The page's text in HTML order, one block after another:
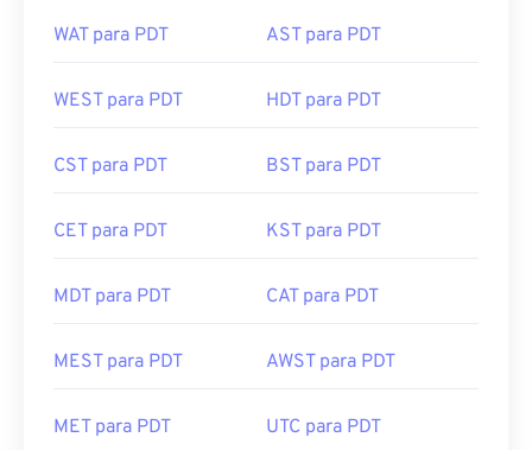
WAT para PDT AST para PDT
WEST para PDT HDT para PDT
CST para PDT BST para PDT
CET para PDT KST para PDT
MDT para PDT CAT para PDT
MEST para PDT AWST para PDT
MET para PDT UTC para PDT